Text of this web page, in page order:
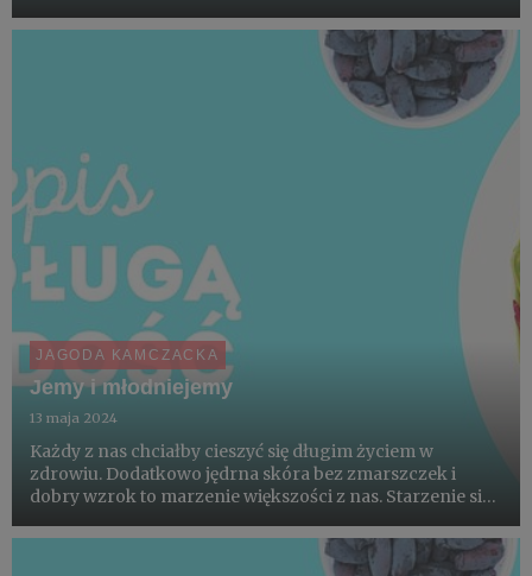
zależy od naszych codziennych wyborów. Kluczową rolę
JAGODA KAMCZACKA
Jemy i młodniejemy
13 maja 2024
Każdy z nas chciałby cieszyć się długim życiem w
zdrowiu. Dodatkowo jędrna skóra bez zmarszczek i
dobry wzrok to marzenie większości z nas. Starzenie się
tego procesu jest w dużej mierze zależne od nas samych.